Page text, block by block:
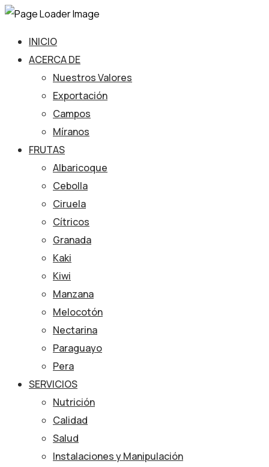
INICIO
ACERCA DE
Nuestros Valores
Exportación
Campos
Míranos
FRUTAS
Albaricoque
Cebolla
Ciruela
Cítricos
Granada
Kaki
Kiwi
Manzana
Melocotón
Nectarina
Paraguayo
Pera
SERVICIOS
Nutrición
Calidad
Salud
Instalaciones y Manipulación